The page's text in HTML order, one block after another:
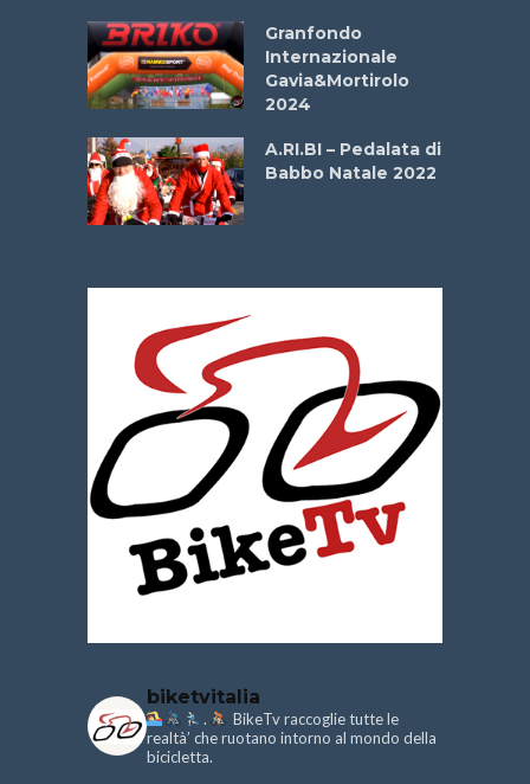
Granfondo
Internazionale
Gavia&Mortirolo
2024
A.RI.BI – Pedalata di
Babbo Natale 2022
biketvitalia
.
BikeTv raccoglie tutte le
realtà’ che ruotano intorno al mondo della
bicicletta.